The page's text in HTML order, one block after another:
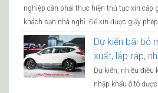
nghiệp cần phải thực hiện thủ tục xin cấp
khách sạn nhà nghỉ. Để xin được giấy phép
Dự kiến bãi bỏ
xuất, lắp ráp,
Dự kiến, nhiều điều
nhập khẩu ô tô